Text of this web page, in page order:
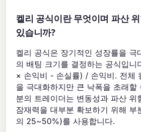
켈리 공식이란 무엇이며 파산
있습니까?
켈리 공식은 장기적인 성장률을 극
의 배팅 크기를 결정하는 공식입
× 손익비 - 손실률) / 손익비. 전체
을 극대화하지만 큰 낙폭을 초래할
분의 트레이더는 변동성과 파산 위
잠재력을 대부분 확보하기 위해 부
의 25~50%)를 사용합니다.